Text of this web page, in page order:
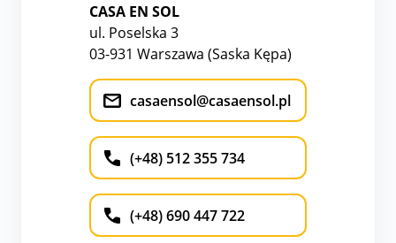
CASA EN SOL
ul. Poselska 3
03-931 Warszawa (Saska Kępa)
casaensol@casaensol.pl
(+48) 512 355 734
(+48) 690 447 722